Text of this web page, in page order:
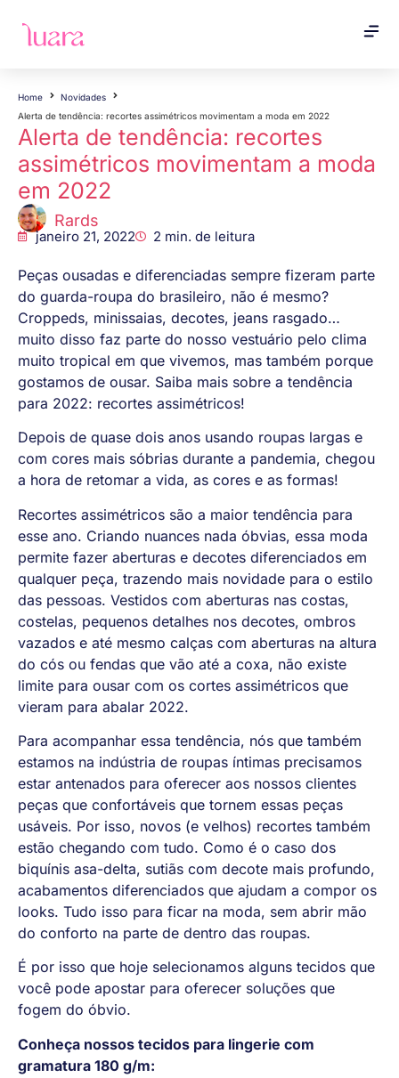
Home
Novidades
Alerta de tendência: recortes assimétricos movimentam a moda em 2022
Alerta de tendência: recortes
assimétricos movimentam a moda
em 2022
Rards
janeiro 21, 2022 2 min. de leitura
Peças ousadas e diferenciadas sempre fizeram parte
do guarda-roupa do brasileiro, não é mesmo?
Croppeds, minissaias, decotes, jeans rasgado…
muito disso faz parte do nosso vestuário pelo clima
muito tropical em que vivemos, mas também porque
gostamos de ousar. Saiba mais sobre a tendência
para 2022: recortes assimétricos!
Depois de quase dois anos usando roupas largas e
com cores mais sóbrias durante a pandemia, chegou
a hora de retomar a vida, as cores e as formas!
Recortes assimétricos são a maior tendência para
esse ano. Criando nuances nada óbvias, essa moda
permite fazer aberturas e decotes diferenciados em
qualquer peça, trazendo mais novidade para o estilo
das pessoas. Vestidos com aberturas nas costas,
costelas, pequenos detalhes nos decotes, ombros
vazados e até mesmo calças com aberturas na altura
do cós ou fendas que vão até a coxa, não existe
limite para ousar com os cortes assimétricos que
vieram para abalar 2022.
Para acompanhar essa tendência, nós que também
estamos na indústria de roupas íntimas precisamos
estar antenados para oferecer aos nossos clientes
peças que confortáveis que tornem essas peças
usáveis. Por isso, novos (e velhos) recortes também
estão chegando com tudo. Como é o caso dos
biquínis asa-delta, sutiãs com decote mais profundo,
acabamentos diferenciados que ajudam a compor os
looks. Tudo isso para ficar na moda, sem abrir mão
do conforto na parte de dentro das roupas.
É por isso que hoje selecionamos alguns tecidos que
você pode apostar para oferecer soluções que
fogem do óbvio.
Conheça nossos tecidos para lingerie com
gramatura 180 g/m: